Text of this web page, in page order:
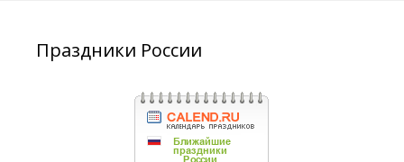
Праздники России